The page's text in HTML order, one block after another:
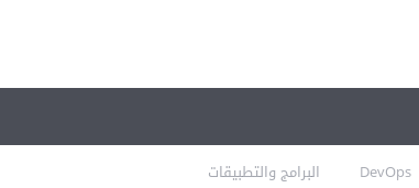
DevOps البرامج والتطبيقات